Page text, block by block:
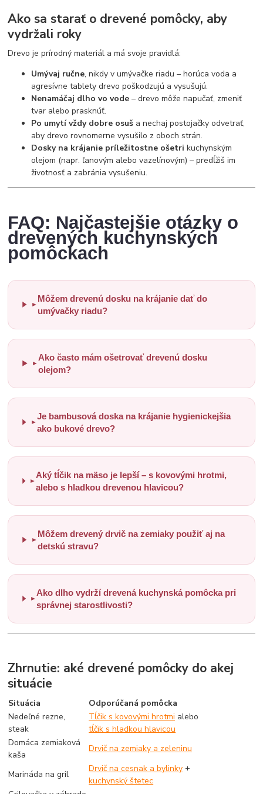
Ako sa starať o drevené pomôcky, aby
vydržali roky
Drevo je prírodný materiál a má svoje pravidlá:
Umývaj ručne, nikdy v umývačke riadu – horúca voda a
agresívne tablety drevo poškodzujú a vysušujú.
Nenamáčaj dlho vo vode – drevo môže napučať, zmeniť
tvar alebo prasknúť.
Po umytí vždy dobre osuš a nechaj postojačky odvetrať,
aby drevo rovnomerne vysušilo z oboch strán.
Dosky na krájanie príležitostne ošetri kuchynským
olejom (napr. ľanovým alebo vazelínovým) – predĺžiš im
životnosť a zabránia vysušeniu.
FAQ: Najčastejšie otázky o
drevených kuchynských
pomôckach
►
Môžem drevenú dosku na krájanie dať do
umývačky riadu?
►
Ako často mám ošetrovať drevenú dosku
olejom?
►
Je bambusová doska na krájanie hygienickejšia
ako bukové drevo?
►
Aký tĺčik na mäso je lepší – s kovovými hrotmi,
alebo s hladkou drevenou hlavicou?
►
Môžem drevený drvič na zemiaky použiť aj na
detskú stravu?
►
Ako dlho vydrží drevená kuchynská pomôcka pri
správnej starostlivosti?
Zhrnutie: aké drevené pomôcky do akej
situácie
Situácia
Odporúčaná pomôcka
Nedeľné rezne,
steak
Tĺčik s kovovými hrotmi alebo
tĺčik s hladkou hlavicou
Domáca zemiaková
kaša
Drvič na zemiaky a zeleninu
Marináda na gril
Drvič na cesnak a bylinky +
kuchynský štetec